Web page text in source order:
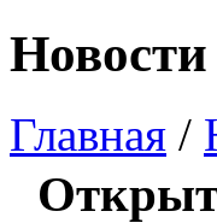
Новости
Главная /